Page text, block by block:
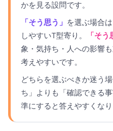
かを見る設問です。
「そう思う」 を選ぶ場合
しやすいT型寄り。
「そう
象・気持ち・人への影響
考えやすいです。
どちらを選ぶべきか迷う
ち」よりも「確認できる
準にすると答えやすくなり